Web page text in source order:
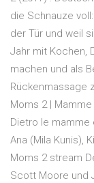
die Schnauze
der Tür und weil
Jahr mit Kochen,
machen und als
Rückenmassage
Moms 2 |
Dietro le mamme
Ana (Mila Kunis),
Moms 2 stream
Scott Moore und